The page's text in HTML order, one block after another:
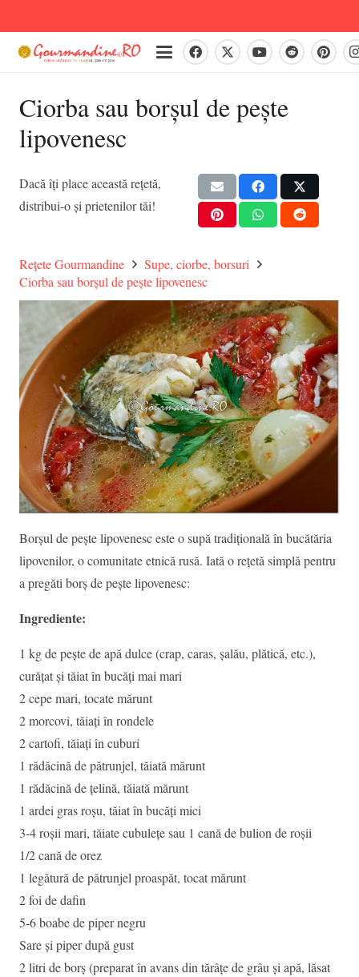
Ciorba sau borșul de pește
lipovenesc
Dacă îți place această rețetă,
distribui-o și prietenilor tăi!
Rețete Gourmandine
Supe, ciorbe, borsuri
Ciorba sau borșul de pește lipovenesc
Borșul de pește lipovenesc este o supă tradițională în bucătăria
lipovenilor, o comunitate etnică rusă. Iată o rețetă simplă pentru
a pregăti borș de pește lipovenesc:
Ingrediente:
1 kg de pește de apă dulce (crap, caras, șalău, plătică, etc.),
curățat și tăiat în bucăți mai mari
2 cepe mari, tocate mărunt
2 morcovi, tăiați în rondele
2 cartofi, tăiați în cuburi
1 rădăcină de pătrunjel, tăiată mărunt
1 rădăcină de țelină, tăiată mărunt
1 ardei gras roșu, tăiat în bucăți mici
3-4 roșii mari, tăiate cubulețe sau 1 cană de bulion de roșii
1/2 cană de orez
1 legătură de pătrunjel proaspăt, tocat mărunt
2 foi de dafin
5-6 boabe de piper negru
Sare și piper după gust
2 litri de borș (preparat în avans din tărâțe de grâu și apă, lăsat